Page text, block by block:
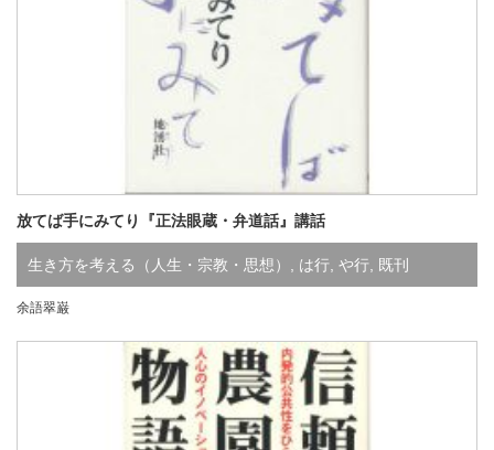
放てば手にみてり『正法眼蔵・弁道話』講話
生き方を考える（人生・宗教・思想） , は行, や行, 既刊
余語翠巌